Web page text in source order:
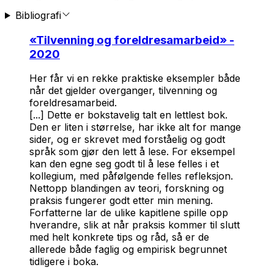
Bibliografi
«Tilvenning og foreldresamarbeid» -
2020
Her får vi en rekke praktiske eksempler både
når det gjelder overganger, tilvenning og
foreldresamarbeid.
[...] Dette er bokstavelig talt en lettlest bok.
Den er liten i størrelse, har ikke alt for mange
sider, og er skrevet med forståelig og godt
språk som gjør den lett å lese. For eksempel
kan den egne seg godt til å lese felles i et
kollegium, med påfølgende felles refleksjon.
Nettopp blandingen av teori, forskning og
praksis fungerer godt etter min mening.
Forfatterne lar de ulike kapitlene spille opp
hverandre, slik at når praksis kommer til slutt
med helt konkrete tips og råd, så er de
allerede både faglig og empirisk begrunnet
tidligere i boka.